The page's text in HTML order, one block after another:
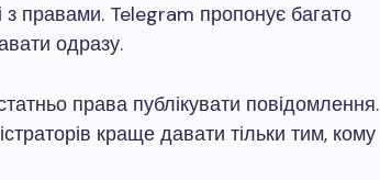
правами. Telegram пропонує багато
одразу.
права публікувати повідомлення.
краще давати тільки тим, кому